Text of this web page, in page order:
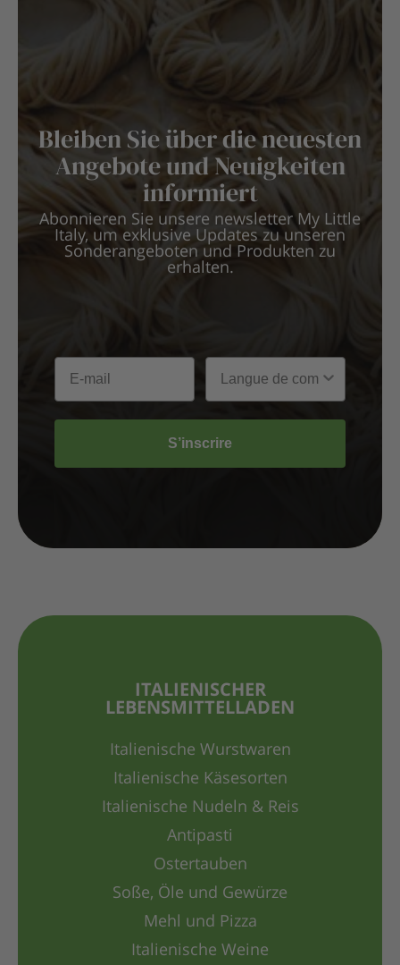
Bleiben Sie über die neuesten
Angebote und Neuigkeiten
informiert
Abonnieren Sie unsere newsletter My Little
Italy, um exklusive Updates zu unseren
Sonderangeboten und Produkten zu
erhalten.
S’inscrire
ITALIENISCHER
LEBENSMITTELLADEN
Italienische Wurstwaren
Italienische Käsesorten
Italienische Nudeln & Reis
Antipasti
Ostertauben
Soße, Öle und Gewürze
Mehl und Pizza
Italienische Weine